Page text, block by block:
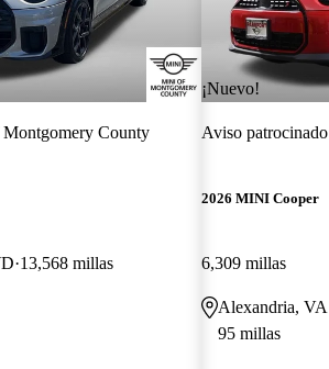
County
13,568 millas
¡Nuevo!
Aviso patrocinado
2026 MINI Cooper
6,309 millas
Alexandria, VA
95 millas